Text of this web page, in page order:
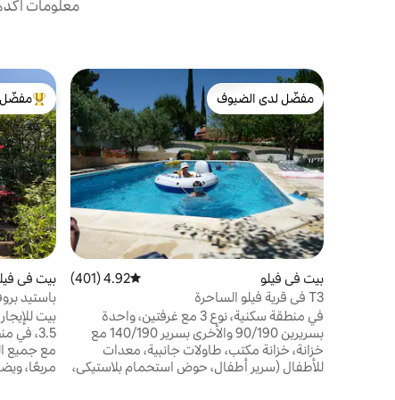
معلومات
مفضّل لدى الضيوف
مفضّل لدى الضيوف
بيت في فيلو متوسط التقييم 4.92 من 5، 401 مراجعات
4.92 (401)
T3 في قرية فيلو الساحرة
في منطقة سكنية، نوع 3 مع غرفتين، واحدة
بسريرين 90/190 والأخرى بسرير 140/190 مع
خزانة، خزانة مكتب، طاولات جانبية، معدات
للأطفال (سرير أطفال، حوض استحمام بلاستيكي،
من أبرز
مفضّل
بيت في
باستيد
3.5، في